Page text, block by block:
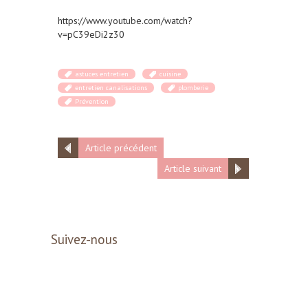
https://www.youtube.com/watch?
v=pC39eDi2z30
astuces entretien
cuisine
entretien canalisations
plomberie
Prévention
Article précédent
Article suivant
Suivez-nous